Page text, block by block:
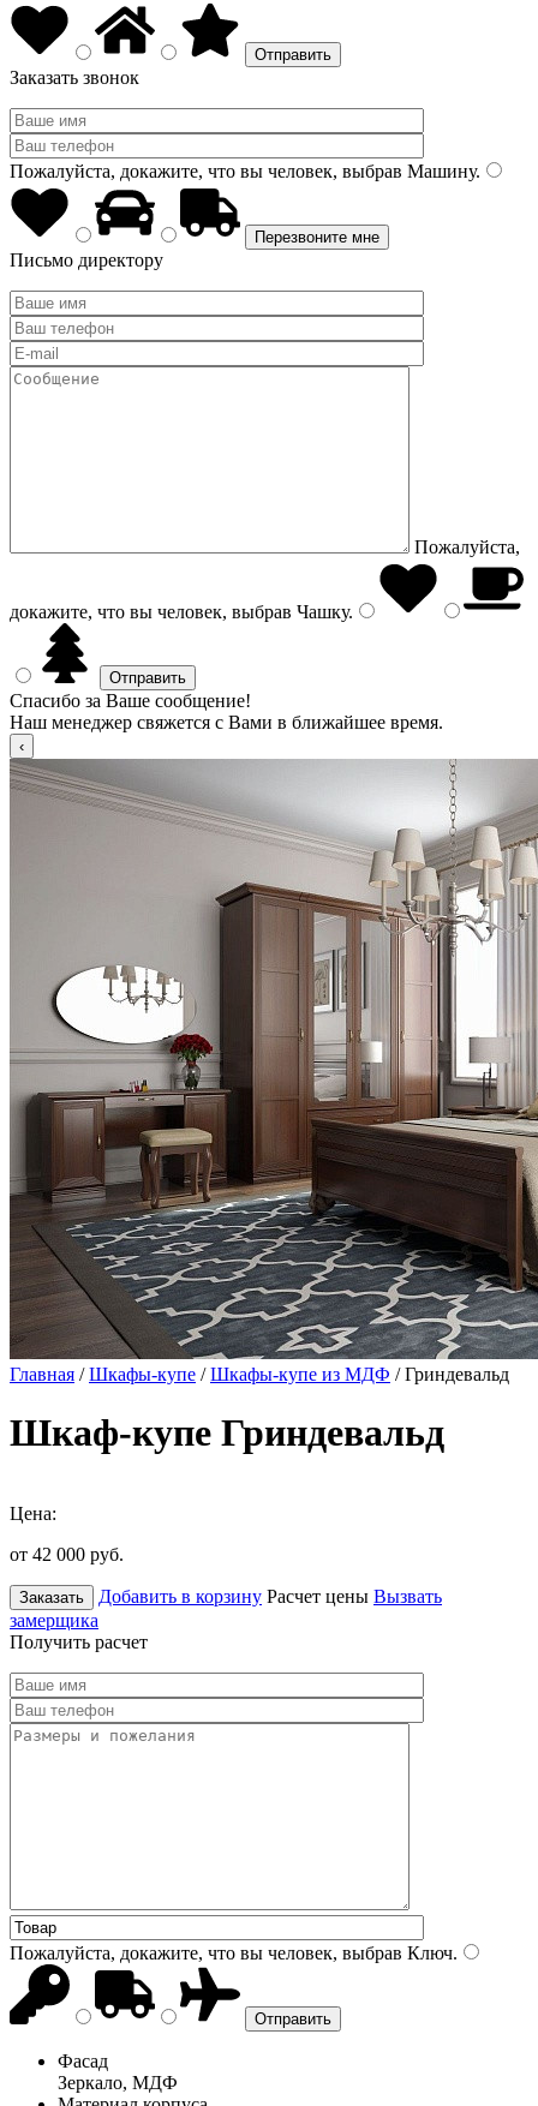
Заказать звонок
Пожалуйста, докажите, что вы человек, выбрав Машину.
Письмо директору
Пожалуйста,
докажите, что вы человек, выбрав Чашку.
Спасибо за Ваше сообщение!
Наш менеджер свяжется с Вами в ближайшее время.
Главная /Шкафы-купе /Шкафы-купе из МДФ / Гриндевальд
Шкаф-купе Гриндевальд
Цена:
от 42 000 руб.
Заказать Добавить в корзину Расчет цены Вызвать
замерщика
Получить расчет
Пожалуйста, докажите, что вы человек, выбрав Ключ.
Фасад
Зеркало, МДФ